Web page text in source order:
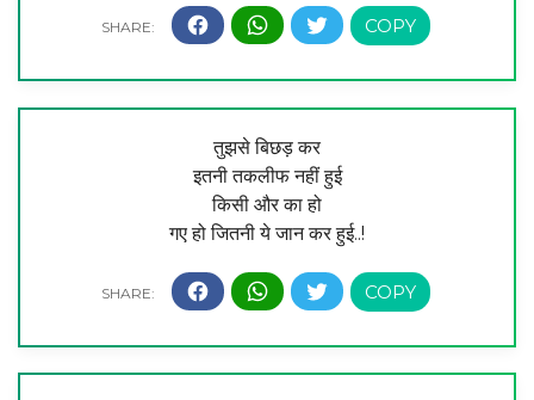
तुझसे बिछड़ कर
इतनी तकलीफ नहीं हुई
किसी और का हो
गए हो जितनी ये जान कर हुई..!